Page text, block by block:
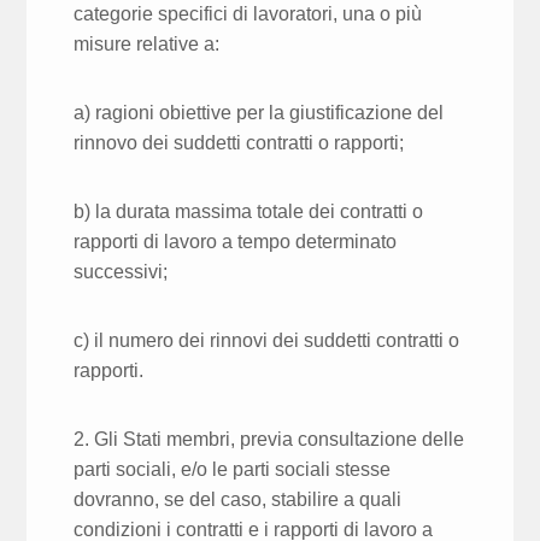
categorie specifici di lavoratori, una o più
misure relative a:
a) ragioni obiettive per la giustificazione del
rinnovo dei suddetti contratti o rapporti;
b) la durata massima totale dei contratti o
rapporti di lavoro a tempo determinato
successivi;
c) il numero dei rinnovi dei suddetti contratti o
rapporti.
2. Gli Stati membri, previa consultazione delle
parti sociali, e/o le parti sociali stesse
dovranno, se del caso, stabilire a quali
condizioni i contratti e i rapporti di lavoro a